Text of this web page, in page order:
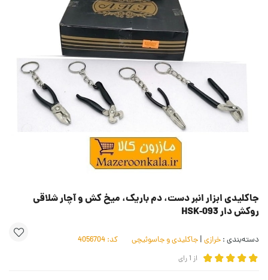
جاکلیدی ابزار انبر دست، دم باریک، میخ کش و آچار شلاقی
روکش دار HSK-093
دسته‌بندی : خرازی | جاکلیدی و جاسوئیچی کد:
از 1رای